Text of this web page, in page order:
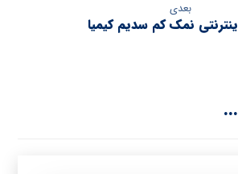
بعدی
نمک کم سدیم کیمیا